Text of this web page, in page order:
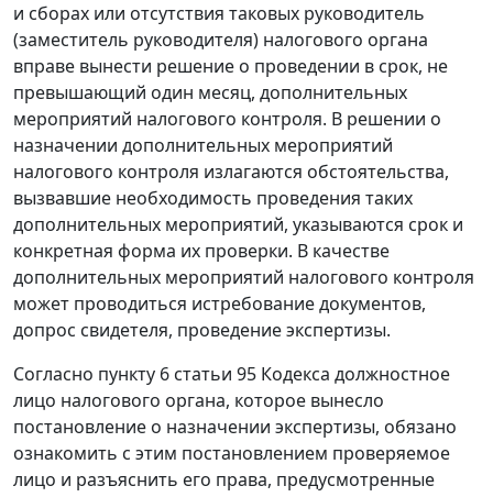
и сборах или отсутствия таковых руководитель
(заместитель руководителя) налогового органа
вправе вынести решение о проведении в срок, не
превышающий один месяц, дополнительных
мероприятий налогового контроля. В решении о
назначении дополнительных мероприятий
налогового контроля излагаются обстоятельства,
вызвавшие необходимость проведения таких
дополнительных мероприятий, указываются срок и
конкретная форма их проверки. В качестве
дополнительных мероприятий налогового контроля
может проводиться истребование документов,
допрос свидетеля, проведение экспертизы.
Согласно пункту 6 статьи 95 Кодекса должностное
лицо налогового органа, которое вынесло
постановление о назначении экспертизы, обязано
ознакомить с этим постановлением проверяемое
лицо и разъяснить его права, предусмотренные